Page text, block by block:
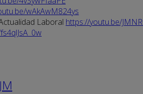
wAkAwM824ys
Laboral https://youtu.be/